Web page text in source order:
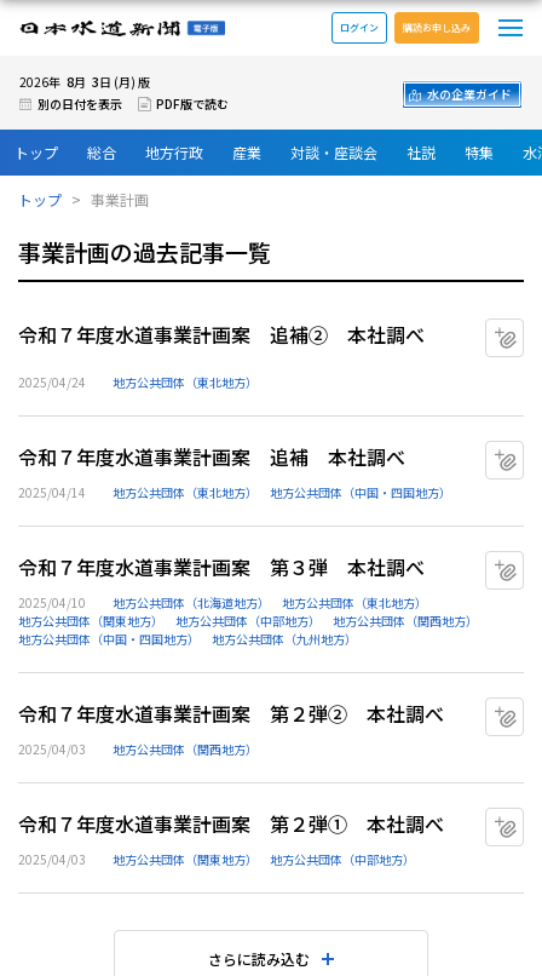
日本水道新聞 電子版
ログイン 購読お申し込み
2026年 8月 3日 (月) 版
別の日付を表示
PDF版で読む
水の企業ガイド
トップ 総合 地方行政 産業 対談・座談会 社説 特集 水
トップ 事業計画
事業計画の過去記事一覧
令和７年度水道事業計画案 追補② 本社調べ
2025/04/24 地方公共団体（東北地方）
令和７年度水道事業計画案 追補 本社調べ
2025/04/14 地方公共団体（東北地方） 地方公共団体（中国・四国地方）
令和７年度水道事業計画案 第３弾 本社調べ
2025/04/10 地方公共団体（北海道地方）
地方公共団体（東北地方）
地方公共団体（関東地方）
地方公共団体（中部地方）
地方公共団体（関西地方）
地方公共団体（中国・四国地方）
地方公共団体（九州地方）
令和７年度水道事業計画案 第２弾② 本社調べ
2025/04/03 地方公共団体（関西地方）
令和７年度水道事業計画案 第２弾① 本社調べ
2025/04/03 地方公共団体（関東地方） 地方公共団体（中部地方）
さらに読み込む